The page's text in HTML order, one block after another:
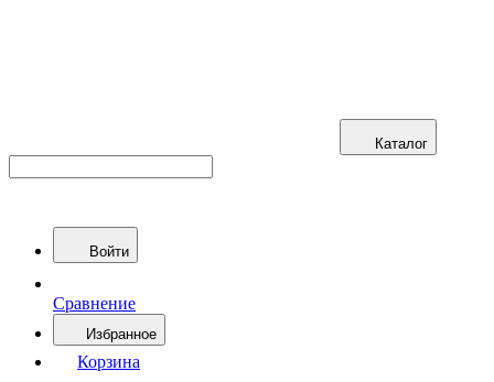
Каталог
Войти
Сравнение
Избранное
Корзина